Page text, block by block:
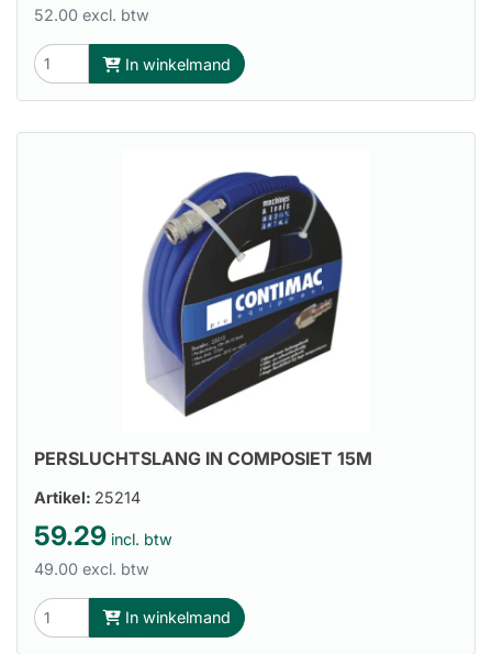
52.00 excl. btw
In winkelmand
PERSLUCHTSLANG IN COMPOSIET 15M
Artikel: 25214
59.29 incl. btw
49.00 excl. btw
In winkelmand